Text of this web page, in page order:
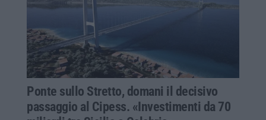
Ponte sullo Stretto, domani il decisivo
passaggio al Cipess. «Investimenti da 70